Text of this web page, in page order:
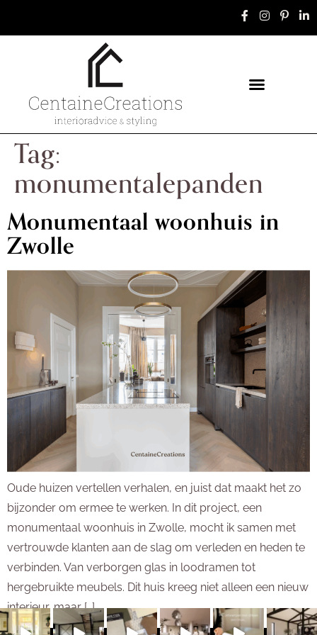
Tag:
monumentalepanden
Monumentaal woonhuis in
Zwolle
Oude huizen vertellen verhalen, en juist dat maakt het zo
bijzonder om ermee te werken. In dit project, een
monumentaal woonhuis in Zwolle, mocht ik samen met
vertrouwde klanten aan de slag om verleden en heden te
verbinden. Van verborgen glas in loodramen tot
hergebruikte meubels. Dit huis kreeg niet alleen een nieuw
interieur, maar […]